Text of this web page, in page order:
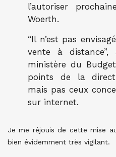
l’autoriser
Woerth.
“Il n’est pas
vente à
ministère du
points de la
mais pas ceux
sur internet.
Je me réjouis de cette mise
bien évidemment très vigilant.